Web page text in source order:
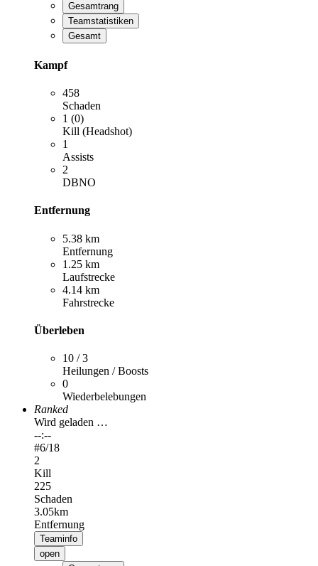
Gesamtrang
Teamstatistiken
Gesamt
Kampf
458
Schaden
1 (0)
Kill (Headshot)
1
Assists
2
DBNO
Entfernung
5.38 km
Entfernung
1.25 km
Laufstrecke
4.14 km
Fahrstrecke
Überleben
10 / 3
Heilungen / Boosts
0
Wiederbelebungen
Ranked
Wird geladen …
--:--
#6/18
2
Kill
225
Schaden
3.05km
Entfernung
Teaminfo
open